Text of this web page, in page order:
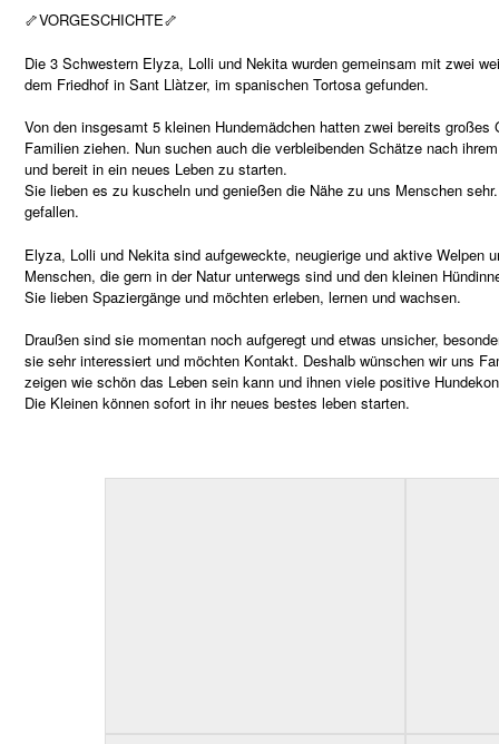
🦴VORGESCHICHTE🦴
Die 3 Schwestern Elyza, Lolli und Nekita wurden gemeinsam mit zwei
dem Friedhof in Sant Llàtzer, im spanischen Tortosa gefunden.
Von den insgesamt 5 kleinen Hundemädchen hatten zwei bereits
Familien ziehen. Nun suchen auch die verbleibenden Schätze nach
und bereit in ein neues Leben zu starten.
Sie lieben es zu kuscheln und genießen die Nähe zu uns Menschen
gefallen.
Elyza, Lolli und Nekita sind aufgeweckte, neugierige und aktive Welpen
Menschen, die gern in der Natur unterwegs sind und den kleinen
Sie lieben Spaziergänge und möchten erleben, lernen und wachsen.
Draußen sind sie momentan noch aufgeregt und etwas unsicher,
sie sehr interessiert und möchten Kontakt. Deshalb wünschen wir uns
zeigen wie schön das Leben sein kann und ihnen viele positive
Die Kleinen können sofort in ihr neues bestes leben starten.